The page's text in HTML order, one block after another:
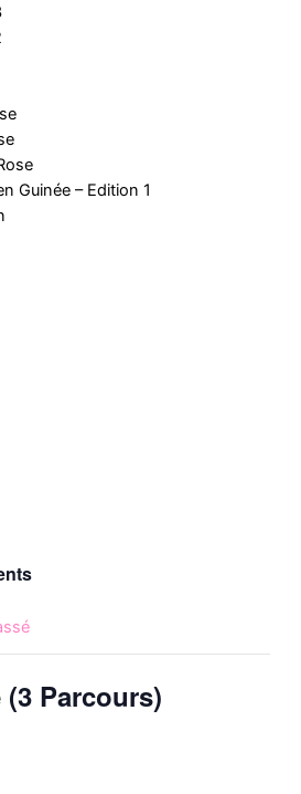
Guinée – Edition 1
(3 Parcours)